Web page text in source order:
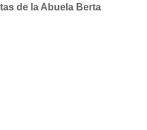
de la Abuela Berta